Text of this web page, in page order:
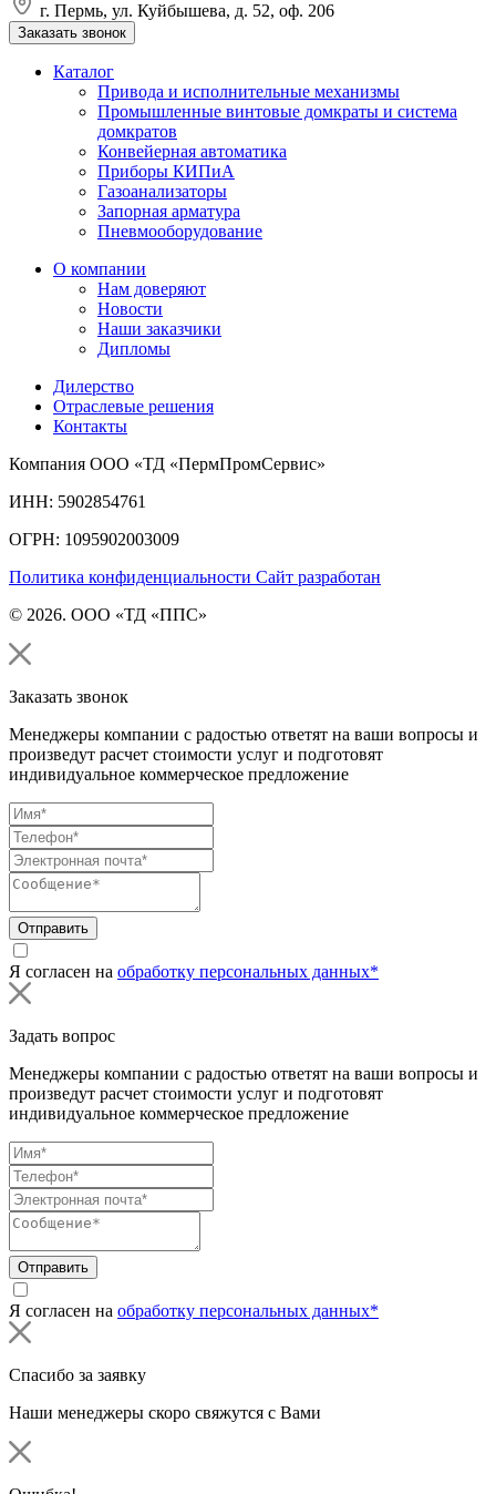
г. Пермь, ул. Куйбышева, д. 52, оф. 206
Заказать звонок
Каталог
Привода и исполнительные механизмы
Промышленные винтовые домкраты и система
домкратов
Конвейерная автоматика
Приборы КИПиА
Газоанализаторы
Запорная арматура
Пневмооборудование
О компании
Нам доверяют
Новости
Наши заказчики
Дипломы
Дилерство
Отраслевые решения
Контакты
Компания ООО «ТД «ПермПромСервис»
ИНН: 5902854761
ОГРН: 1095902003009
Политика конфиденциальности Сайт разработан
© 2026. ООО «ТД «ППС»
Заказать звонок
Менеджеры компании с радостью ответят на ваши вопросы и
произведут расчет стоимости услуг и подготовят
индивидуальное коммерческое предложение
Отправить
Я согласен на обработку персональных данных*
Задать вопрос
Менеджеры компании с радостью ответят на ваши вопросы и
произведут расчет стоимости услуг и подготовят
индивидуальное коммерческое предложение
Отправить
Я согласен на обработку персональных данных*
Спасибо за заявку
Наши менеджеры скоро свяжутся с Вами